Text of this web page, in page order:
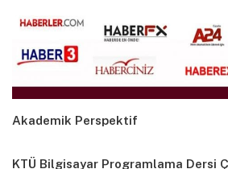
Akademik Perspektif
KTÜ Bilgisayar Programlama Dersi